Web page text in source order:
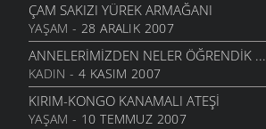
ÇAM SAKIZI YÜREK ARMAĞANI
YAŞAM - 28 ARALIK 2007
ANNELERIMIZDEN NELER ÖĞRENDIK ...
KADIN - 4 KASIM 2007
KIRIM-KONGO KANAMALI ATEŞI
YAŞAM - 10 TEMMUZ 2007